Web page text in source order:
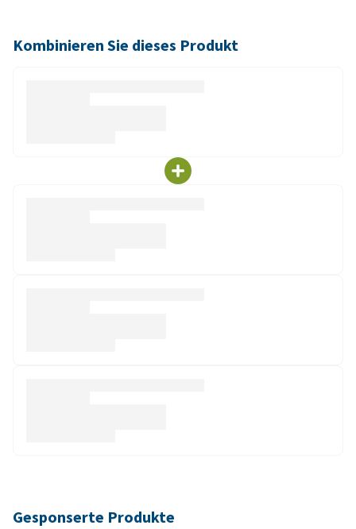
Kombinieren Sie dieses Produkt
Gesponserte Produkte